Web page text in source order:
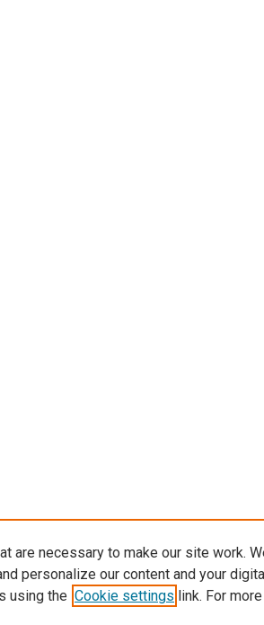
are necessary to make our site work.
personalize our content and your
using the Cookie settings link. For